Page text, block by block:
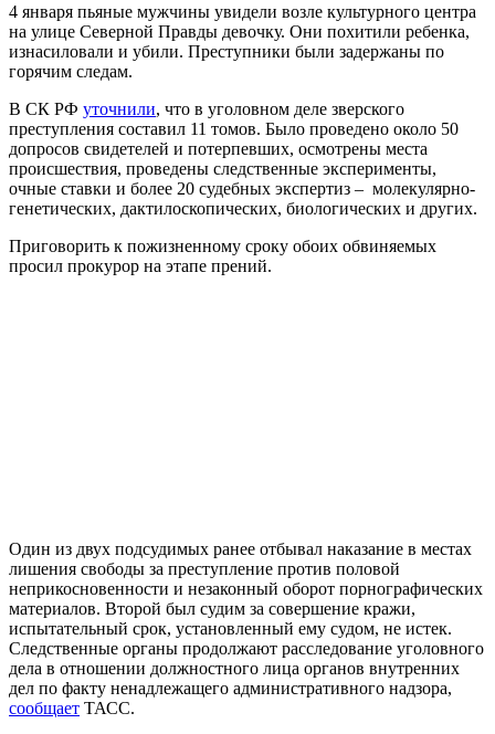
4 января пьяные мужчины увидели возле культурного центра
на улице Северной Правды девочку. Они похитили ребенка,
изнасиловали и убили. Преступники были задержаны по
горячим следам.
В СК РФ уточнили, что в уголовном деле зверского
преступления составил 11 томов. Было проведено около 50
допросов свидетелей и потерпевших, осмотрены места
происшествия, проведены следственные эксперименты,
очные ставки и более 20 судебных экспертиз – молекулярно-
генетических, дактилоскопических, биологических и других.
Приговорить к пожизненному сроку обоих обвиняемых
просил прокурор на этапе прений.
Один из двух подсудимых ранее отбывал наказание в местах
лишения свободы за преступление против половой
неприкосновенности и незаконный оборот порнографических
материалов. Второй был судим за совершение кражи,
испытательный срок, установленный ему судом, не истек.
Следственные органы продолжают расследование уголовного
дела в отношении должностного лица органов внутренних
дел по факту ненадлежащего административного надзора,
сообщает ТАСС.